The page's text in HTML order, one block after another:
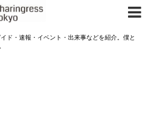
ド・速報・イベント・出来事などを紹介。僕と